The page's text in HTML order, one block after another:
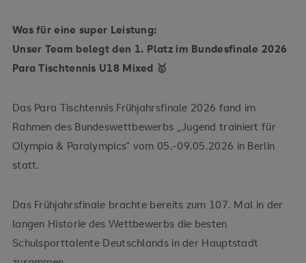
Was für eine super Leistung:
Unser Team belegt den 1. Platz im Bundesfinale 2026
Para Tischtennis U18 Mixed 🥇
Das Para Tischtennis Frühjahrsfinale 2026 fand im
Rahmen des Bundeswettbewerbs „Jugend trainiert für
Olympia & Paralympics“ vom 05.-09.05.2026 in Berlin
statt.
Das Frühjahrsfinale brachte bereits zum 107. Mal in der
langen Historie des Wettbewerbs die besten
Schulsporttalente Deutschlands in der Hauptstadt